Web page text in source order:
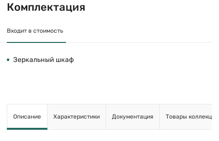
Комплектация
Входит в стоимость
Зеркальный шкаф
Описание Характеристики Документация Товары коллекции